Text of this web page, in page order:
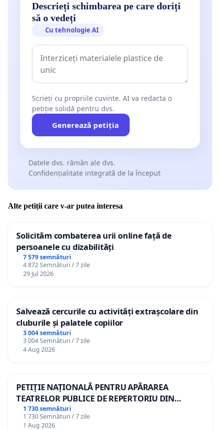
Descrieți schimbarea pe care doriți
să o vedeți
Cu tehnologie AI
Scrieți cu propriile cuvinte. AI va redacta o
petiție solidă pentru dvs.
Generează petiția
Datele dvs. rămân ale dvs.
Confidențialitate integrată de la început
Alte petiții care v-ar putea interesa
Solicităm combaterea urii online față de
persoanele cu dizabilități
7 579 semnături
4 872 Semnături / 7 zile
29 Jul 2026
Salvează cercurile cu activități extrașcolare din
cluburile și palatele copiilor
3 004 semnături
3 004 Semnături / 7 zile
4 Aug 2026
PETIȚIE NAȚIONALĂ PENTRU APĂRAREA
TEATRELOR PUBLICE DE REPERTORIU DIN
ROMÂNIA
1 730 semnături
1 730 Semnături / 7 zile
1 Aug 2026